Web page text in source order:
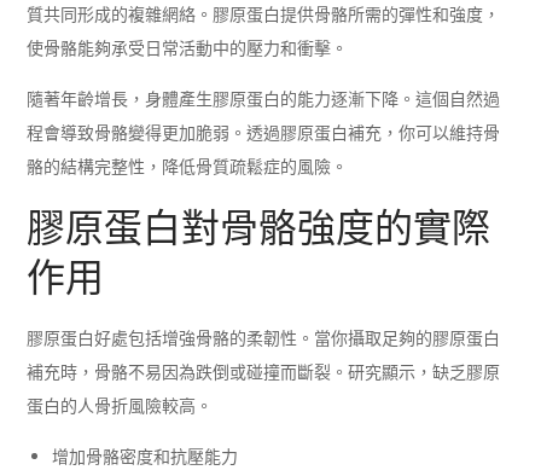
質共同形成的複雜網絡。膠原蛋白提供骨骼所需的彈性和強度，
使骨骼能夠承受日常活動中的壓力和衝擊。
隨著年齡增長，身體產生膠原蛋白的能力逐漸下降。這個自然過
程會導致骨骼變得更加脆弱。透過膠原蛋白補充，你可以維持骨
骼的結構完整性，降低骨質疏鬆症的風險。
膠原蛋白對骨骼強度的實際
作用
膠原蛋白好處包括增強骨骼的柔韌性。當你攝取足夠的膠原蛋白
補充時，骨骼不易因為跌倒或碰撞而斷裂。研究顯示，缺乏膠原
蛋白的人骨折風險較高。
增加骨骼密度和抗壓能力